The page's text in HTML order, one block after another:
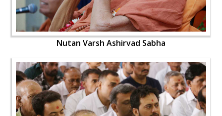
Nutan Varsh Ashirvad Sabha